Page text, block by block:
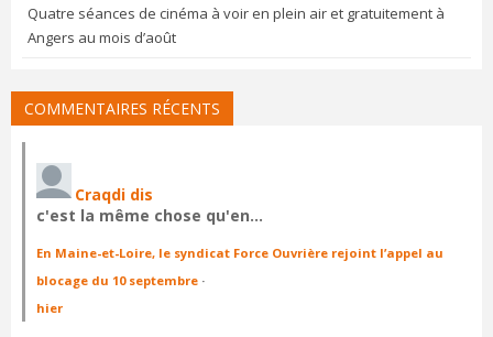
Quatre séances de cinéma à voir en plein air et gratuitement à
Angers au mois d’août
COMMENTAIRES RÉCENTS
Craqdi dis
c'est la même chose qu'en…
En Maine-et-Loire, le syndicat Force Ouvrière rejoint l’appel au
blocage du 10 septembre ·
hier